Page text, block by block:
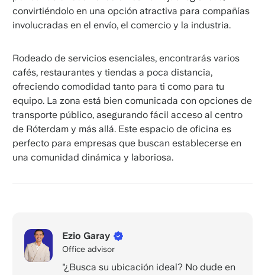
convirtiéndolo en una opción atractiva para compañías
involucradas en el envío, el comercio y la industria.
Rodeado de servicios esenciales, encontrarás varios
cafés, restaurantes y tiendas a poca distancia,
ofreciendo comodidad tanto para ti como para tu
equipo. La zona está bien comunicada con opciones de
transporte público, asegurando fácil acceso al centro
de Róterdam y más allá. Este espacio de oficina es
perfecto para empresas que buscan establecerse en
una comunidad dinámica y laboriosa.
Ezio Garay
Office advisor
"¿Busca su ubicación ideal? No dude en